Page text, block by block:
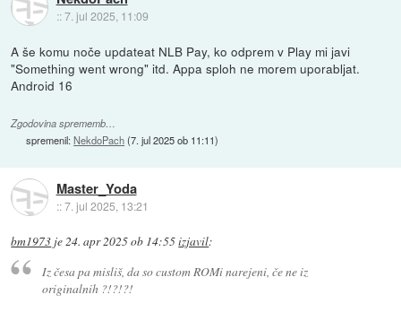
::7. jul 2025, 11:09
A še komu noče updateat NLB Pay, ko odprem v Play mi javi
"Something went wrong" itd. Appa sploh ne morem uporabljat.
Android 16
Zgodovina sprememb…
spremenil:NekdoPach(7. jul 2025 ob 11:11)
Master_Yoda
::7. jul 2025, 13:21
bm1973 je24. apr 2025 ob 14:55izjavil:
Iz česa pa misliš, da so custom ROMi narejeni, če ne iz
originalnih ?!?!?!